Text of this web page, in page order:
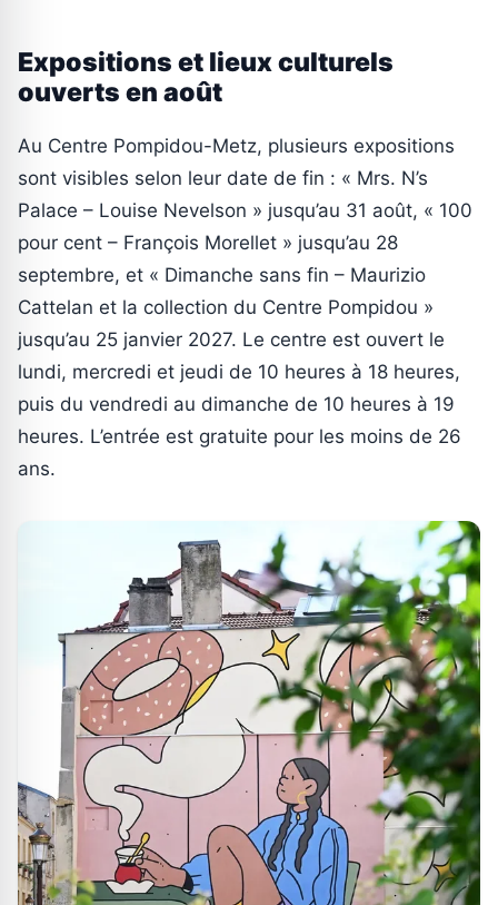
Expositions et lieux culturels
ouverts en août
Au Centre Pompidou-Metz, plusieurs expositions
sont visibles selon leur date de fin : « Mrs. N’s
Palace – Louise Nevelson » jusqu’au 31 août, « 100
pour cent – François Morellet » jusqu’au 28
septembre, et « Dimanche sans fin – Maurizio
Cattelan et la collection du Centre Pompidou »
jusqu’au 25 janvier 2027. Le centre est ouvert le
lundi, mercredi et jeudi de 10 heures à 18 heures,
puis du vendredi au dimanche de 10 heures à 19
heures. L’entrée est gratuite pour les moins de 26
ans.